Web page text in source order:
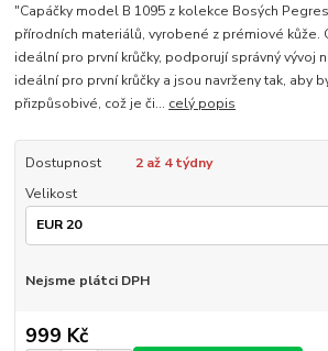
"Capáčky model B 1095 z kolekce Bosých
přírodních materiálů, vyrobené z prémiové kůže.
ideální pro první krůčky, podporují správný vývoj
ideální pro první krůčky a jsou navrženy tak, aby
přizpůsobivé, což je či... celý popis
Dostupnost
2 až 4 týdny
Velikost
Nejsme plátci DPH
999 Kč